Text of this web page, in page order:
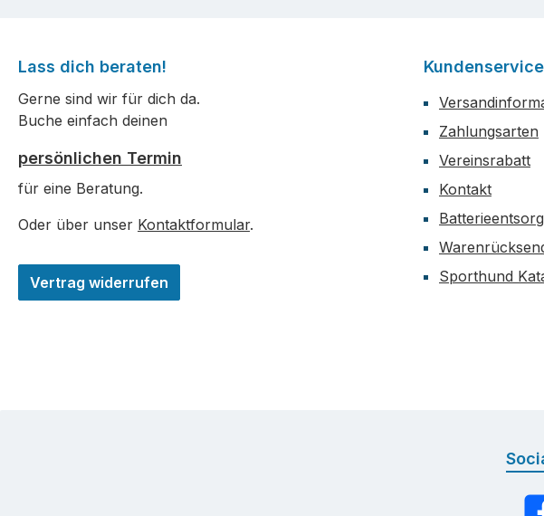
Lass dich beraten!
Gerne sind wir für dich da.
Buche einfach deinen
persönlichen Termin
für eine Beratung.
Oder über unser Kontaktformular.
Vertrag widerrufen
Kundenservice
Zahlungsarten
Vereinsrabatt
Kontakt
Sporthund